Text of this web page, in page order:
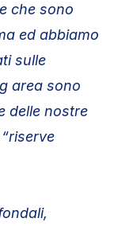
che sono
ed abbiamo
sulle
area sono
delle nostre